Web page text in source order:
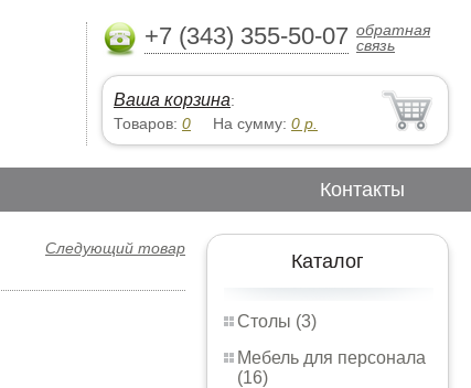
+7 (343) 355-50-07 обратная
связь
Ваша корзина:
Товаров: 0 На сумму: 0 р.
Контакты
Каталог
Столы (3)
Мебель для персонала
(16)
Следующий товар